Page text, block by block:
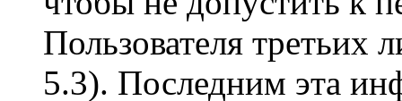
Пользователя третьих
5.3). Последним эта